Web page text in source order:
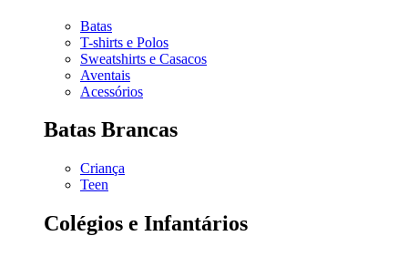
Batas
T-shirts e Polos
Sweatshirts e Casacos
Aventais
Acessórios
Batas Brancas
Criança
Teen
Colégios e Infantários